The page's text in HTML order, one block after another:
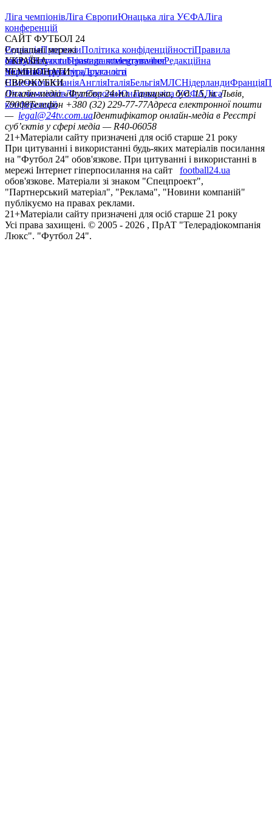
Ліга чемпіонівЛіга ЄвропиЮнацька ліга УЄФАЛіга
конференцій
САЙТ ФУТБОЛ 24
РедакціяПрогнозиПолітика конфіденційностіПравила
сайтуКонтактиПравила коментуванняРедакційна
політикаСтруктура власності
Соціальні мережі
facebookxyoutubeinstagramtelegramviber
УКРАЇНА
УкраїнаПерша лігаДруга ліга
ЧЕМПІОНАТИ
НімеччинаІспаніяАнгліяІталіяБельгіяМЛСНідерландиФранція
ЄВРОКУБКИ
Ліга чемпіонівЛіга ЄвропиЮнацька ліга УЄФАЛіга
конференцій
Онлайн-медіа «Футбол 24»пл. Галицька, буд. 15, м. Львів,
79008Телефон +380 (32) 229-77-77Адреса електронної пошти
— legal@24tv.com.uaІдентифікатор онлайн-медіа в Реєстрі
суб’єктів у сфері медіа — R40-06058
21+Матеріали сайту призначені для осіб старше 21 року
При цитуванні і використанні будь-яких матеріалів посилання
на "Футбол 24" обов'язкове. При цитуванні і використанні в
мережі Інтернет гіперпосилання на сайт
football24.ua
обов'язкове. Матеріали зі знаком "Спецпроект",
"Партнерський матеріал", "Реклама", "Новини компаній"
публікуємо на правах реклами.
21+Матеріали сайту призначені для осіб старше 21 року
Усi права захищенi. © 2005 - 2026 , ПрАТ "Телерадіокомпанія
Люкс". "Футбол 24".